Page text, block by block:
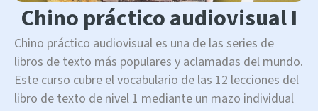
Chino práctico audiovisual I
Chino práctico audiovisual es una de las series de
libros de texto más populares y aclamadas del mundo.
Este curso cubre el vocabulario de las 12 lecciones del
libro de texto de nivel 1 mediante un mazo individual